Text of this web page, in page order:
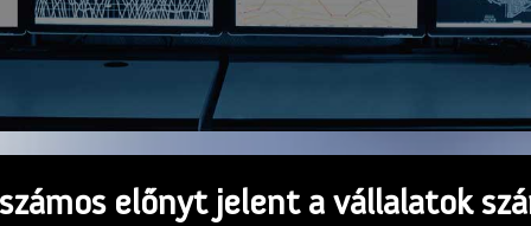
előnyt jelent a vállalatok